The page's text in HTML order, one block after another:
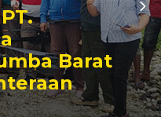
Barat